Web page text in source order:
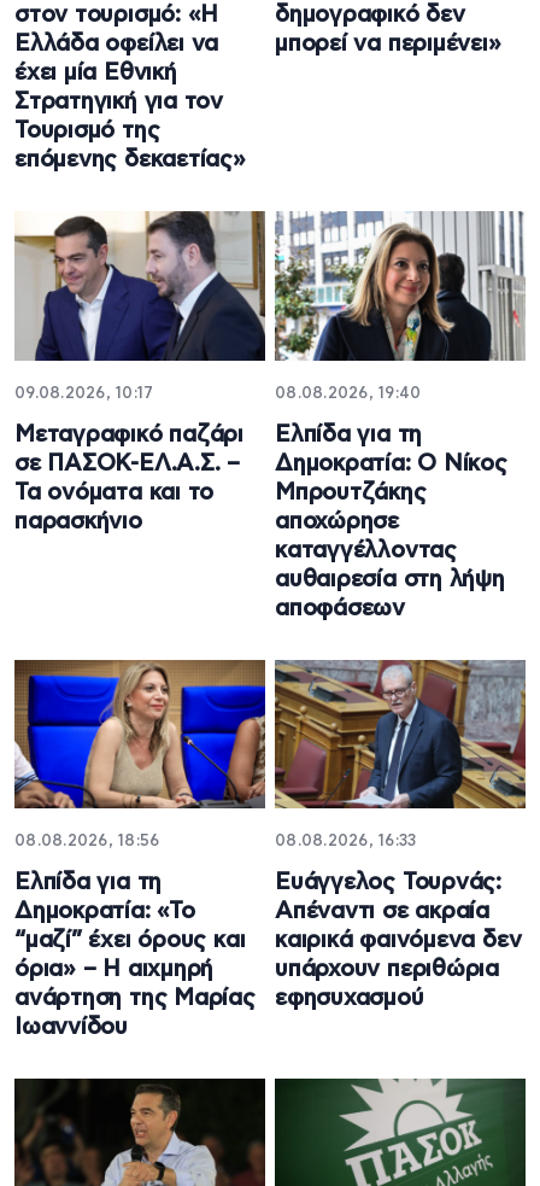
στον τουρισμό: «Η
Ελλάδα οφείλει να
έχει μία Εθνική
Στρατηγική για τον
Τουρισμό της
επόμενης δεκαετίας»
δημογραφικό δεν
μπορεί να περιμένει»
09.08.2026, 10:17
Μεταγραφικό παζάρι
σε ΠΑΣΟΚ-ΕΛ.Α.Σ. –
Τα ονόματα και το
παρασκήνιο
08.08.2026, 19:40
Ελπίδα για τη
Δημοκρατία: Ο Νίκος
Μπρουτζάκης
αποχώρησε
καταγγέλλοντας
αυθαιρεσία στη λήψη
αποφάσεων
08.08.2026, 18:56
Ελπίδα για τη
Δημοκρατία: «Το
“μαζί” έχει όρους και
όρια» – Η αιχμηρή
ανάρτηση της Μαρίας
Ιωαννίδου
08.08.2026, 16:33
Ευάγγελος Τουρνάς:
Απέναντι σε ακραία
καιρικά φαινόμενα δεν
υπάρχουν περιθώρια
εφησυχασμού